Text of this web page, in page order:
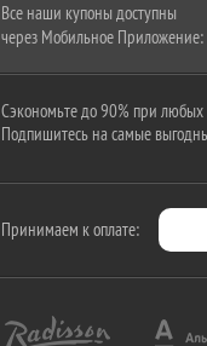
Все наши купоны доступны
через Мобильное Приложение:
Сэкономьте до 90% при любых
Подпишитесь на самые
Принимаем к оплате: